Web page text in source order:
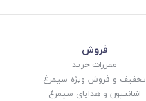
فروش
مقررات خرید
تخفیف و فروش ویژه سیمرغ
اشانتیون و هدایای سیمرغ